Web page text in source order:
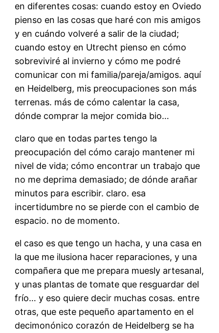
en diferentes cosas: cuando estoy en Oviedo
pienso en las cosas que haré con mis amigos
y en cuándo volveré a salir de la ciudad;
cuando estoy en Utrecht pienso en cómo
sobreviviré al invierno y cómo me podré
comunicar con mi familia/pareja/amigos. aquí
en Heidelberg, mis preocupaciones son más
terrenas. más de cómo calentar la casa,
dónde comprar la mejor comida bio…
claro que en todas partes tengo la
preocupación del cómo carajo mantener mi
nivel de vida; cómo encontrar un trabajo que
no me deprima demasiado; de dónde arañar
minutos para escribir. claro. esa
incertidumbre no se pierde con el cambio de
espacio. no de momento.
el caso es que tengo un hacha, y una casa en
la que me ilusiona hacer reparaciones, y una
compañera que me prepara muesly artesanal,
y unas plantas de tomate que resguardar del
frío… y eso quiere decir muchas cosas. entre
otras, que este pequeño apartamento en el
decimonónico corazón de Heidelberg se ha